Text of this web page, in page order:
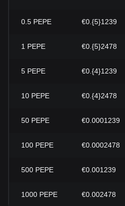
0.5 PEPE €0.{5}1239
1 PEPE €0.{5}2478
5 PEPE €0.{4}1239
10 PEPE €0.{4}2478
50 PEPE €0.0001239
100 PEPE €0.0002478
500 PEPE €0.001239
1000 PEPE €0.002478